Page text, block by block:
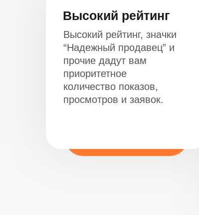
Высокий рейтинг, значки
“Надежный продавец” и
прочие дадут вам
приоритетное
количество показов,
просмотров и заявок.
Высокий рейтинг